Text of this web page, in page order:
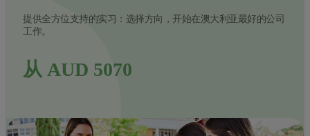
提供全方位支持的实习：选择方向，开始在澳大利亚最好的公司
工作。
从 AUD 5070